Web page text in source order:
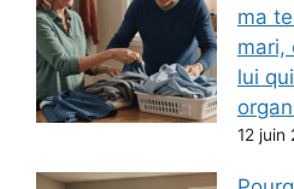
ma
mari,
lui
12 juin